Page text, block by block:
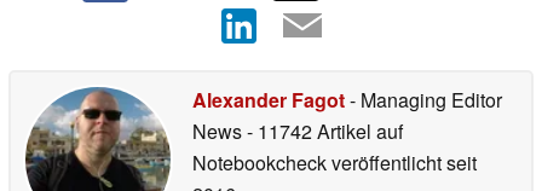
Alexander Fagot- Managing Editor
News- 11742 Artikel auf
Notebookcheck veröffentlichtseit